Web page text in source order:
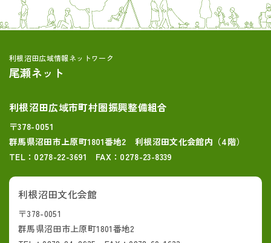
利根沼田広域情報ネットワーク
尾瀬ネット
利根沼田広域市町村圏振興整備組合
〒378-0051
群馬県沼田市上原町1801番地2 利根沼田文化会館内（4階）
TEL：0278-22-3691 FAX：0278-23-8339
利根沼田文化会館
〒378-0051
群馬県沼田市上原町1801番地2